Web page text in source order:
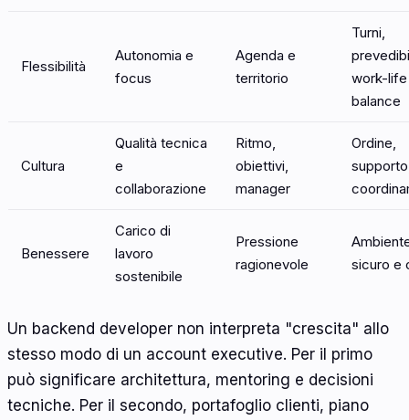
Flessibilità
Autonomia e
focus
Agenda e
territorio
Turni,
work-life
balance
Cultura
Qualità tecnica
e
collaborazione
Ritmo,
obiettivi,
manager
Ordine,
Benessere
Carico di
lavoro
sostenibile
Pressione
ragionevole
sicuro e
Un backend developer non interpreta "crescita" allo
stesso modo di un account executive. Per il primo
può significare architettura, mentoring e decisioni
tecniche. Per il secondo, portafoglio clienti, piano